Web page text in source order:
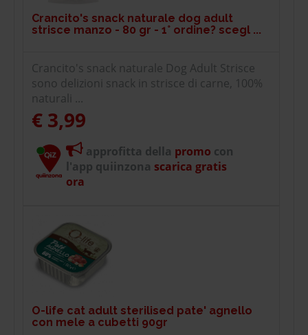
Crancito's snack naturale dog adult
strisce manzo - 80 gr - 1° ordine? scegl ...
Crancito's snack naturale Dog Adult Strisce
sono delizioni snack in strisce di carne, 100%
naturali ...
€ 3,99
approfitta della promo con
l'app quiinzona scarica gratis
ora
O-life cat adult sterilised pate' agnello
con mele a cubetti 90gr